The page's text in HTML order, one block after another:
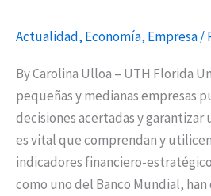
Actualidad, Economía, Empresa/
By Carolina Ulloa – UTH Florida
pequeñas y medianas empresas
decisiones acertadas y
es vital que comprendan y
indicadores financiero-
como uno del Banco Mundial,